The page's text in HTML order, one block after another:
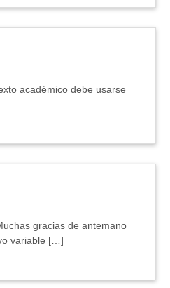
académico debe usarse
gracias de antemano
variable […]